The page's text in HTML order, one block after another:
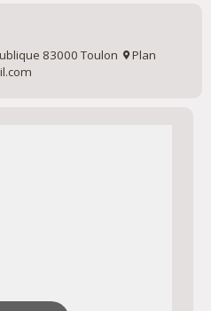
83000 Toulon
Plan